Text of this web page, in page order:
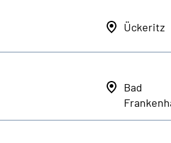
Ückeritz
Bad